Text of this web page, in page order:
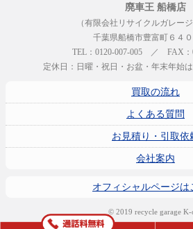
廃車王 船橋店
（有限会社リサイクルガレージ
千葉県船橋市豊富町６４
TEL：0120-007-005 ／ FAX：
定休日：日曜・祝日・お盆・年末年始
買取の流れ
よくある質問
お見積り・引取依
会社案内
オフィシャルページは
© 2019 recycle garage K-